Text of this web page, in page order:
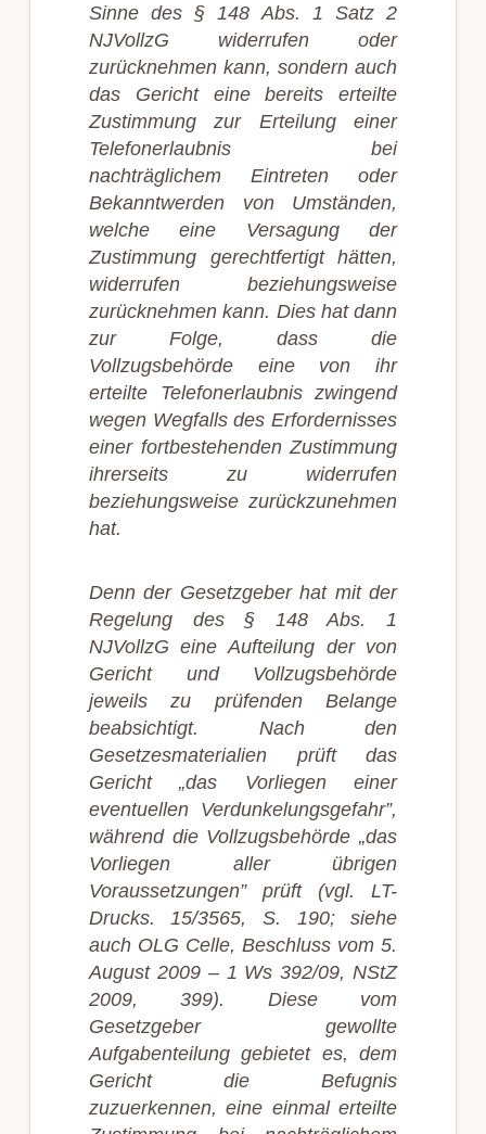
Sinne des § 148 Abs. 1 Satz 2
NJVollzG widerrufen oder
zurücknehmen kann, sondern auch
das Gericht eine bereits erteilte
Zustimmung zur Erteilung einer
Telefonerlaubnis bei
nachträglichem Eintreten oder
Bekanntwerden von Umständen,
welche eine Versagung der
Zustimmung gerechtfertigt hätten,
widerrufen beziehungsweise
zurücknehmen kann. Dies hat dann
zur Folge, dass die
Vollzugsbehörde eine von ihr
erteilte Telefonerlaubnis zwingend
wegen Wegfalls des Erfordernisses
einer fortbestehenden Zustimmung
ihrerseits zu widerrufen
beziehungsweise zurückzunehmen
hat.
Denn der Gesetzgeber hat mit der
Regelung des § 148 Abs. 1
NJVollzG eine Aufteilung der von
Gericht und Vollzugsbehörde
jeweils zu prüfenden Belange
beabsichtigt. Nach den
Gesetzesmaterialien prüft das
Gericht „das Vorliegen einer
eventuellen Verdunkelungsgefahr”,
während die Vollzugsbehörde „das
Vorliegen aller übrigen
Voraussetzungen” prüft (vgl. LT-
Drucks. 15/3565, S. 190; siehe
auch OLG Celle, Beschluss vom 5.
August 2009 – 1 Ws 392/09, NStZ
2009, 399). Diese vom
Gesetzgeber gewollte
Aufgabenteilung gebietet es, dem
Gericht die Befugnis
zuzuerkennen, eine einmal erteilte